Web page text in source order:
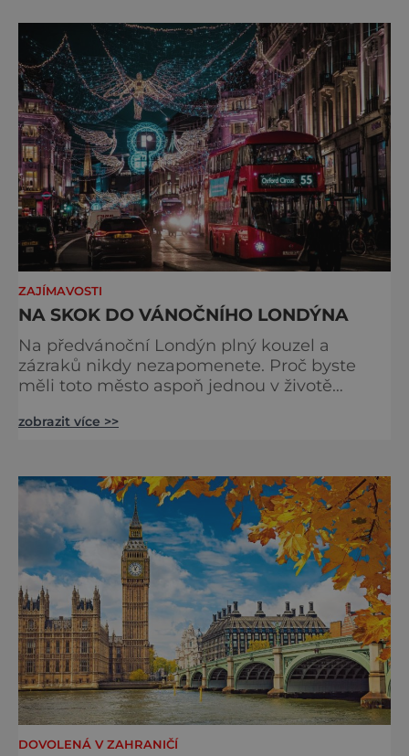
sebe. Pokud už nemáte štěstí, abyste do
Buckinghamského paláce viděli vjíždět či
odjíždět královnu Alž
ZAJÍMAVOSTI
NA SKOK DO VÁNOČNÍHO LONDÝNA
Na předvánoční Londýn plný kouzel a
zázraků nikdy nezapomenete. Proč byste
měli toto město aspoň jednou v životě
nejkrásnější svátky v roce? Nákupy, bruslení,
typicky londýnského? Angličané milují
kluziště, patří k neodmyslitelné předvánoční
tradici a zábavě všech věkových k
zobrazit více >>
DOVOLENÁ V ZAHRANIČÍ